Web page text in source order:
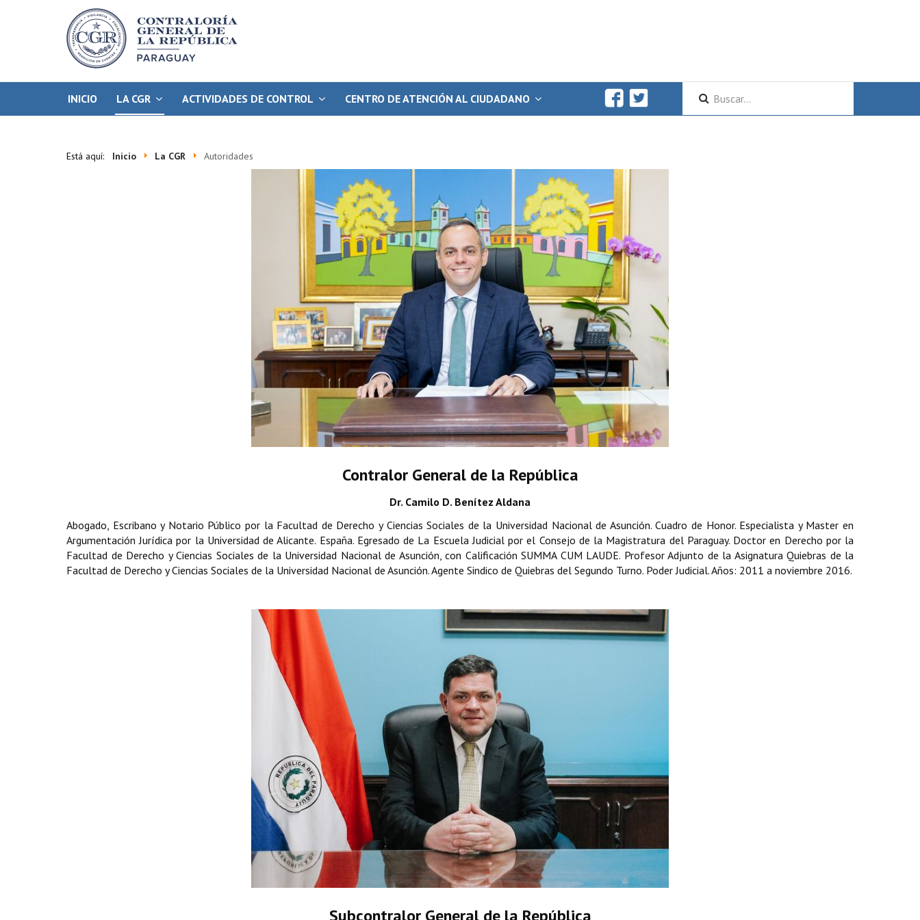
INICIO LA CGR ACTIVIDADES DE CONTROL CENTRO DE ATENCIÓN AL CIUDADANO
Está aquí: Inicio La CGR Autoridades
Contralor General de la República
Dr. Camilo D. Benítez Aldana
Abogado, Escribano y Notario Público por la Facultad de Derecho y Ciencias Sociales de la Universidad Nacional de Asunción. Cuadro de Honor. Especialista y Master en
Argumentación Jurídica por la Universidad de Alicante. España. Egresado de La Escuela Judicial por el Consejo de la Magistratura del Paraguay. Doctor en Derecho por la
Facultad de Derecho y Ciencias Sociales de la Universidad Nacional de Asunción, con Calificación SUMMA CUM LAUDE. Profesor Adjunto de la Asignatura Quiebras de la
Facultad de Derecho y Ciencias Sociales de la Universidad Nacional de Asunción. Agente Sindico de Quiebras del Segundo Turno. Poder Judicial. Años: 2011 a noviembre 2016.
Subcontralor General de la República